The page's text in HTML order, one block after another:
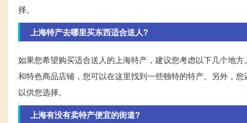
择。
上海特产去哪里买东西适合送人?
如果您希望购买适合送人的上海特产，建议您考虑以下几个地
和特色商品店铺，您可以在这里找到一些独特的特产。另外，
以供您选择。
上海有没有卖特产便宜的街道?